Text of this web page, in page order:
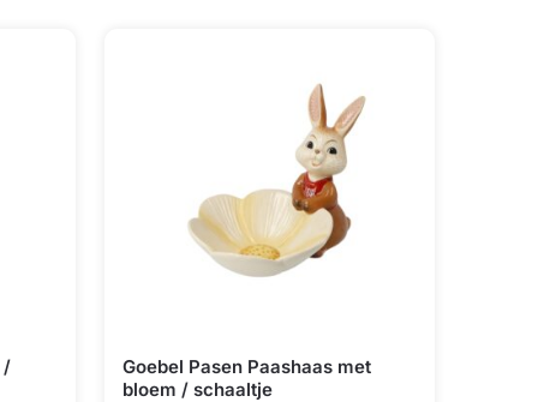
/
Goebel Pasen Paashaas met
bloem / schaaltje